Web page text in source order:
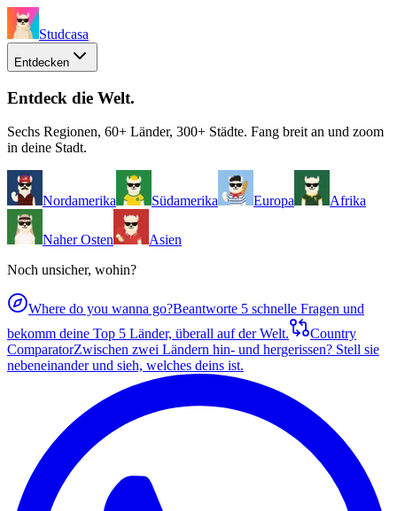
Studcasa
Entdecken
Entdeck die Welt.
Sechs Regionen, 60+ Länder, 300+ Städte. Fang breit an und zoom
in deine Stadt.
Nordamerika Südamerika Europa Afrika
Naher Osten
Asien
Noch unsicher, wohin?
Where do you wanna go?Beantworte 5 schnelle Fragen und
bekomm deine Top 5 Länder, überall auf der Welt.
Country
ComparatorZwischen zwei Ländern hin- und hergerissen? Stell sie
nebeneinander und sieh, welches deins ist.